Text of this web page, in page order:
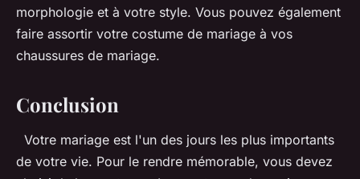
morphologie et à votre style. Vous pouvez également
faire assortir votre costume de mariage à vos
chaussures de mariage.
Conclusion
Votre mariage est l'un des jours les plus importants
de votre vie. Pour le rendre mémorable, vous devez